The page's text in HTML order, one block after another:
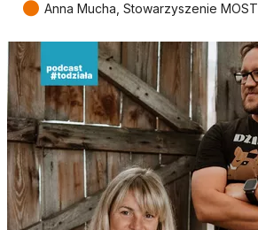
● Anna Mucha, Stowarzyszenie MOST